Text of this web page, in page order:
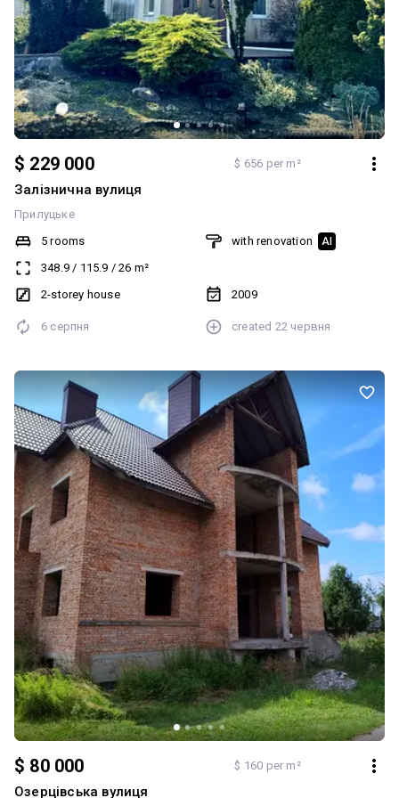
$ 229 000 $ 656 per m²
Залізнична вулиця
Прилуцьке
5 rooms
348.9 / 115.9 /26 m²
2-storey house
with renovation AI
2009
6 серпня created 22 червня
$ 80 000 $ 160 per m²
Озерцівська вулиця